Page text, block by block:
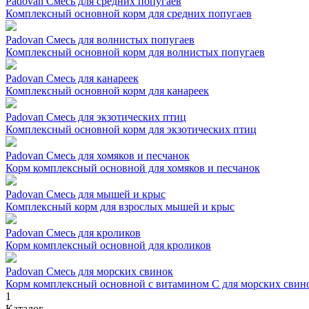
Комплексный основной корм для средних попугаев
Padovan Смесь для волнистых попугаев
Комплексный основной корм для волнистых попугаев
Padovan Смесь для канареек
Комплексный основной корм для канареек
Padovan Смесь для экзотических птиц
Комплексный основной корм для экзотических птиц
Padovan Смесь для хомяков и песчанок
Корм комплексный основной для хомяков и песчанок
Padovan Смесь для мышей и крыс
Комплексный корм для взрослых мышей и крыс
Padovan Смесь для кроликов
Корм комплексный основной для кроликов
Padovan Смесь для морских свинок
Корм комплексный основной с витамином С для морских
1